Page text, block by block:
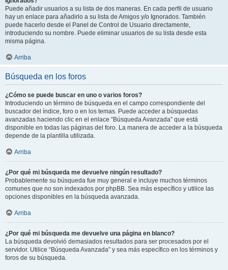
Puede añadir usuarios a su lista de dos maneras. En cada perfil de usuario
hay un enlace para añadirlo a su lista de Amigos y/o Ignorados. También
puede hacerlo desde el Panel de Control de Usuario directamente,
introduciendo su nombre. Puede eliminar usuarios de su lista desde esta
misma página.
Arriba
Búsqueda en los foros
¿Cómo se puede buscar en uno o varios foros?
Introduciendo un término de búsqueda en el campo correspondiente del
buscador del índice, foro o en los temas. Puede acceder a búsquedas
avanzadas haciendo clic en el enlace “Búsqueda Avanzada” que está
disponible en todas las páginas del foro. La manera de acceder a la búsqueda
depende de la plantilla utilizada.
Arriba
¿Por qué mi búsqueda me devuelve ningún resultado?
Probablemente su búsqueda fue muy general e incluye muchos términos
comunes que no son indexados por phpBB. Sea más específico y utilice las
opciones disponibles en la búsqueda avanzada.
Arriba
¿Por qué mi búsqueda me devuelve una página en blanco?
La búsqueda devolvió demasiados resultados para ser procesados por el
servidor. Utilice “Búsqueda Avanzada” y sea más específico en los términos y
foros de su búsqueda.